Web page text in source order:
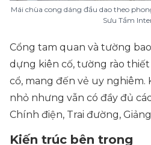
Mái chùa cong dáng đầu dao theo
Sưu Tầm
Cổng tam quan và tường
dựng kiên cố, tường rào
cổ, mang đến vẻ uy nghiêm.
nhỏ nhưng vẫn có đầy đủ
Chính điện, Trai đường,
Kiến trúc bên trong